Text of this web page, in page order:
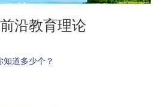
沿教育理论
道多少个？